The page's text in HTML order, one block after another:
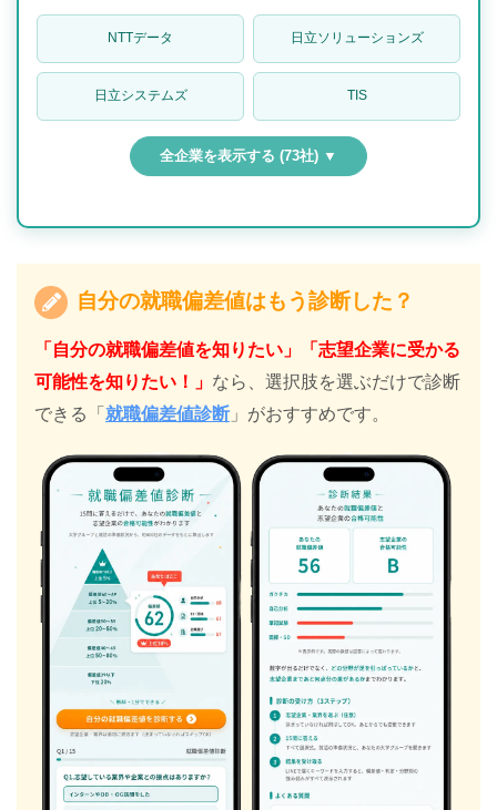
NTTデータ 日立ソリューションズ
日立システムズ TIS
全企業を表示する (73社) ▼
自分の就職偏差値はもう診断した？
「自分の就職偏差値を知りたい」「志望企業に受かる
可能性を知りたい！」 なら、選択肢を選ぶだけで診断
できる「 就職偏差値診断 」がおすすめです。